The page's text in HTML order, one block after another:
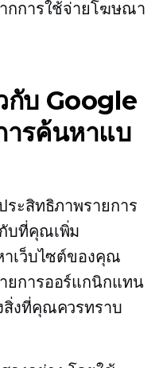
กการใช้จ่ายโฆษณา
กับ Google
รค้นหาแบ
ะสิทธิภาพรายการ
บที่คุณเพิ่ม
าเว็บไซต์ของคุณ
ยการออร์แกนิกแทน
งที่คุณควรทราบ